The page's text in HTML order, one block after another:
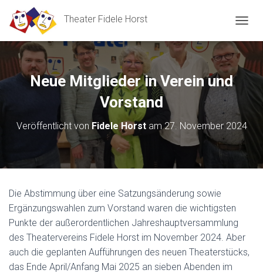
Theater Fidele Horst
A
V
N
U
M
N
Neue Mitglieder in Verein und
Vorstand
Veröffentlicht von Fidele Horstam27. November 2024
Die Abstimmung über eine Satzungsänderung sowie
Ergänzungswahlen zum Vorstand waren die wichtigsten
Punkte der außerordentlichen Jahreshauptversammlung
des Theatervereins Fidele Horst im November 2024. Aber
auch die geplanten Aufführungen des neuen Theaterstücks,
das Ende April/Anfang Mai 2025 an sieben Abenden im